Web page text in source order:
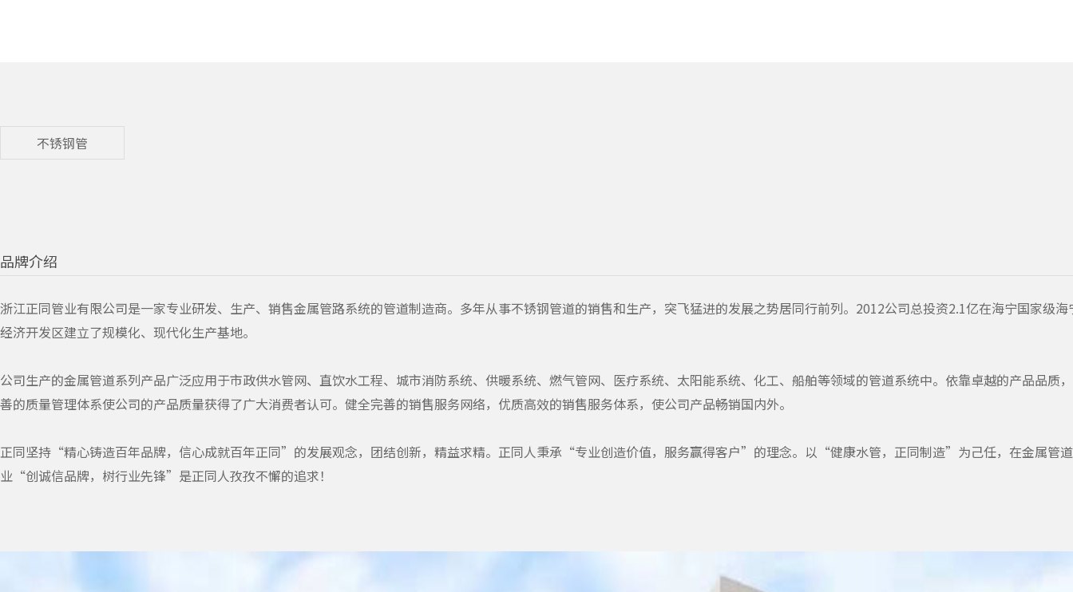
不锈钢管
品牌介绍
浙江正同管业有限公司是一家专业研发、生产、销售金属管路系统的管道制造商。多年从事不锈钢管道的销售和生产，突飞猛进的发展之势居同行前列。2012公司总投资2.1亿在海宁国家级海
经济开发区建立了规模化、现代化生产基地。
公司生产的金属管道系列产品广泛应用于市政供水管网、直饮水工程、城市消防系统、供暖系统、燃气管网、医疗系统、太阳能系统、化工、船舶等领域的管道系统中。依靠卓越的产品品质
善的质量管理体系使公司的产品质量获得了广大消费者认可。健全完善的销售服务网络，优质高效的销售服务体系，使公司产品畅销国内外。
正同坚持“精心铸造百年品牌，信心成就百年正同”的发展观念，团结创新，精益求精。正同人秉承“专业创造价值，服务赢得客户”的理念。以“健康水管，正同制造”为己任，在金属管
业“创诚信品牌，树行业先锋”是正同人孜孜不懈的追求！